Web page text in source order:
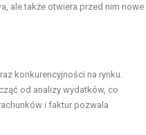
ale także otwiera przed nim nowe
konkurencyjności na rynku.
od analizy wydatków, co
i faktur pozwala